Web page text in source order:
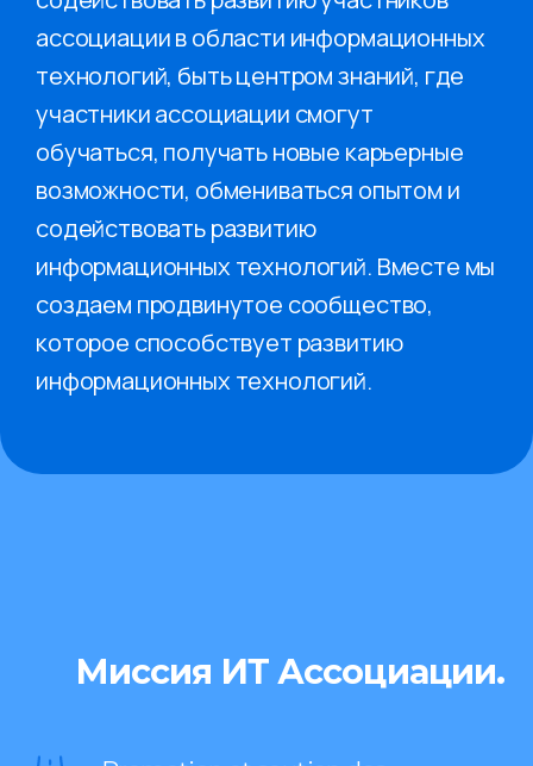
ассоциации в области информационных
технологий, быть центром знаний, где
участники ассоциации смогут
обучаться, получать новые карьерные
возможности, обмениваться опытом и
содействовать развитию
информационных технологий. Вместе мы
создаем продвинутое сообщество,
которое способствует развитию
информационных технологий.
Миссия ИТ Ассоциации.